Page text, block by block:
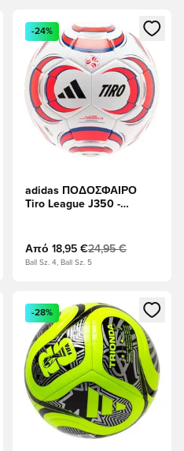
ή να εγγραφείτε ως
Ανοίγει ένα Modal για να
-24%
adidas ΠΟΔΟΣΦΑΙΡΟ
Tiro League J350 -
Από 18,95 €24,95 €
Ball Sz. 4, Ball Sz. 5
ή να εγγραφείτε ως
Ανοίγει ένα Modal για να
-28%